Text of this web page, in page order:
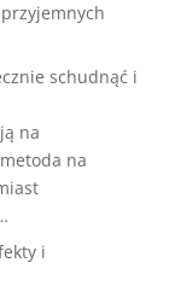
schudnąć i
na
na
i